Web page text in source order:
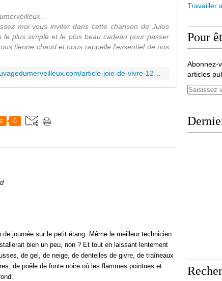
moi vous inviter dans cette chanson de Julos
plus simple et le plus beau cadeau pour passer
tienne chaud et nous rappelle l'essentiel de nos
0
journée sur le petit étang. Même le meilleur technicien
bien un peu, non ? Et tout en laissant lentement
de gel, de neige, de dentelles de givre, de traîneaux
de poêle de fonte noire où les flammes pointues et
Travailler
Pour
Abonnez-
articles